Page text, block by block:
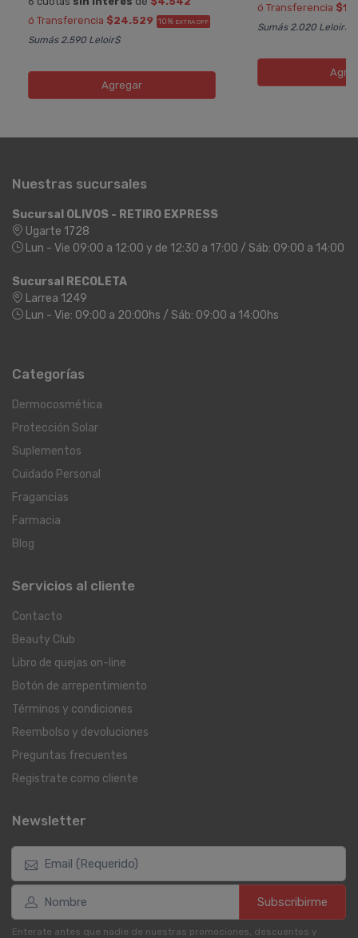
ó Transferencia $24.529 10% EXTRA OFF
Sumás 2.590 Leloir$
Agregar
ó Transferencia
Sumás 2.020 Leloir$
Nuestras sucursales
Sucursal OLIVOS - RETIRO EXPRESS
Ugarte 1728
Lun - Vie 09:00 a 12:00 y de 12:30 a 17:00 / Sáb: 09:00 a 14:00
Sucursal RECOLETA
Larrea 1249
Lun - Vie: 09:00 a 20:00hs / Sáb: 09:00 a 14:00hs
Categorías
Dermocosmética
Protección Solar
Suplementos
Cuidado Personal
Fragancias
Farmacia
Blog
Servicios al cliente
Contacto
Beauty Club
Libro de quejas on-line
Botón de arrepentimiento
Términos y condiciones
Reembolso y devoluciones
Preguntas frecuentes
Registrate como cliente
Newsletter
Subscribirme
Enterate antes que nadie de nuestras promociones, descuentos y